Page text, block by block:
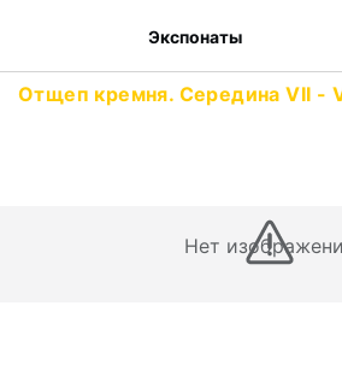
Экспонаты
Отщеп кремня. Середина VII -
Нет